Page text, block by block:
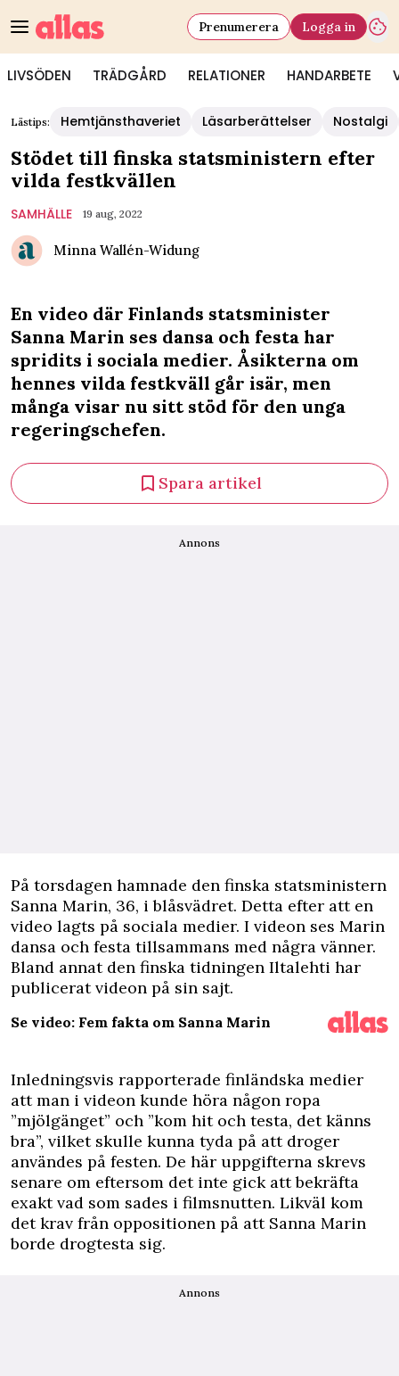
LIVSÖDEN TRÄDGÅRD RELATIONER HANDARBETE
Prenumerera Logga in
Lästips: Hemtjänsthaveriet Läsarberättelser Nostalgi
Stödet till finska statsministern efter
vilda festkvällen
SAMHÄLLE 19 aug, 2022
Minna Wallén-Widung
En video där Finlands statsminister
Sanna Marin ses dansa och festa har
spridits i sociala medier. Åsikterna om
hennes vilda festkväll går isär, men
många visar nu sitt stöd för den unga
regeringschefen.
Spara artikel
Annons
På torsdagen hamnade den finska statsministern
Sanna Marin, 36, i blåsvädret. Detta efter att en
video lagts på sociala medier. I videon ses Marin
dansa och festa tillsammans med några vänner.
Bland annat den finska tidningen Iltalehti har
publicerat videon på sin sajt.
Se video: Fem fakta om Sanna Marin
Inledningsvis rapporterade finländska medier
att man i videon kunde höra någon ropa
”mjölgänget” och ”kom hit och testa, det känns
bra”, vilket skulle kunna tyda på att droger
användes på festen. De här uppgifterna skrevs
senare om eftersom det inte gick att bekräfta
exakt vad som sades i filmsnutten. Likväl kom
det krav från oppositionen på att Sanna Marin
borde drogtesta sig.
Annons